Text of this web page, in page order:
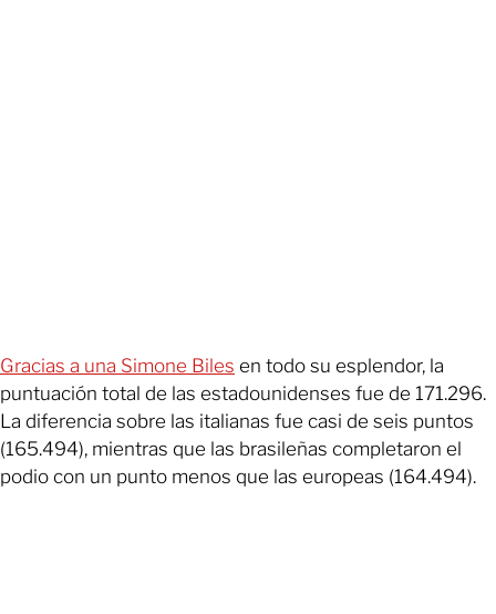
Gracias a una Simone Biles en todo su esplendor, la
puntuación total de las estadounidenses fue de 171.296.
La diferencia sobre las italianas fue casi de seis puntos
(165.494), mientras que las brasileñas completaron el
podio con un punto menos que las europeas (164.494).